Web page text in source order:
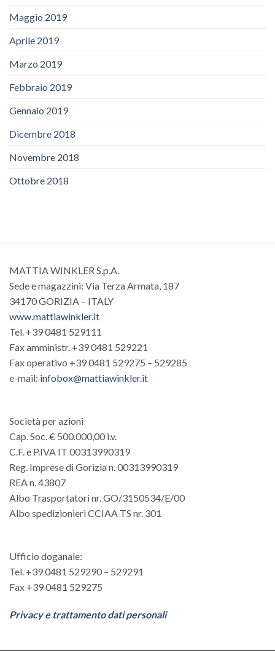
Maggio 2019
Aprile 2019
Marzo 2019
Febbraio 2019
Gennaio 2019
Dicembre 2018
Novembre 2018
Ottobre 2018
MATTIA WINKLER S.p.A.
Sede e magazzini: Via Terza Armata, 187
34170 GORIZIA – ITALY
www.mattiawinkler.it
Tel. +39 0481 529111
Fax amministr. +39 0481 529221
Fax operativo +39 0481 529275 – 529285
e-mail: infobox@mattiawinkler.it
Società per azioni
Cap. Soc. € 500.000,00 i.v.
C.F. e P.IVA IT 00313990319
Reg. Imprese di Gorizia n. 00313990319
REA n. 43807
Albo Trasportatori nr. GO/3150534/E/00
Albo spedizionieri CCIAA TS nr. 301
Ufficio doganale:
Tel. +39 0481 529290 – 529291
Fax +39 0481 529275
Privacy e trattamento dati personali